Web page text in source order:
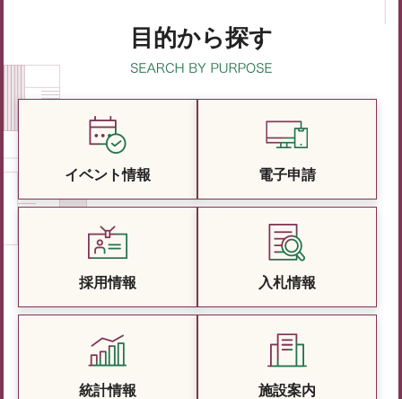
目的から探す
イベント情報 電子申請
採用情報 入札情報
統計情報 施設案内